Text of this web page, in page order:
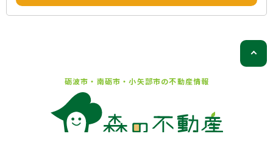
砺波市・南砺市・小矢部市の不動産情報